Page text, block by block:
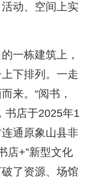
动、空间上实
一栋建筑上，
下排列。一走
来。“阅书，
书店于2025年1
通原象山县非
店+”新型文化
了资源、场馆